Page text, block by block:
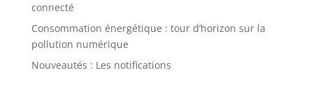
connecté
Consommation énergétique : tour d’horizon sur la
pollution numérique
Nouveautés : Les notifications